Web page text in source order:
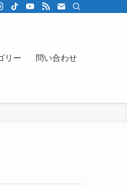
リー 問い合わせ